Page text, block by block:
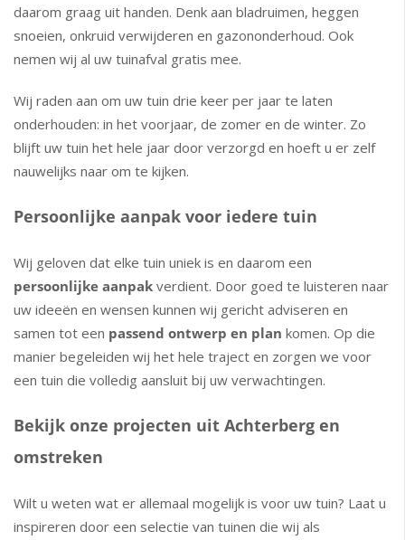
daarom graag uit handen. Denk aan bladruimen, heggen
snoeien, onkruid verwijderen en gazononderhoud. Ook
nemen wij al uw tuinafval gratis mee.
Wij raden aan om uw tuin drie keer per jaar te laten
onderhouden: in het voorjaar, de zomer en de winter. Zo
blijft uw tuin het hele jaar door verzorgd en hoeft u er zelf
nauwelijks naar om te kijken.
Persoonlijke aanpak voor iedere tuin
Wij geloven dat elke tuin uniek is en daarom een
persoonlijke aanpak verdient. Door goed te luisteren naar
uw ideeën en wensen kunnen wij gericht adviseren en
samen tot een passend ontwerp en plan komen. Op die
manier begeleiden wij het hele traject en zorgen we voor
een tuin die volledig aansluit bij uw verwachtingen.
Bekijk onze projecten uit Achterberg en
omstreken
Wilt u weten wat er allemaal mogelijk is voor uw tuin? Laat u
inspireren door een selectie van tuinen die wij als